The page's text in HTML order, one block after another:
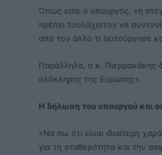
Όπως είπε ο υπουργός, «η
πρέπει τουλάχιστον να
από τον άλλο τι λειτούργησε
Παράλληλα, ο κ. Πιερρακάκης
ολόκληρης της Ευρώπης».
Η δήλωση του υπουργού και
«Να πω ότι είναι ιδιαίτερη
για τη σταθερότητα και την